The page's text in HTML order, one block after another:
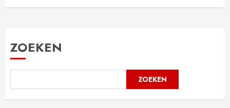
ZOEKEN
ZOEKEN